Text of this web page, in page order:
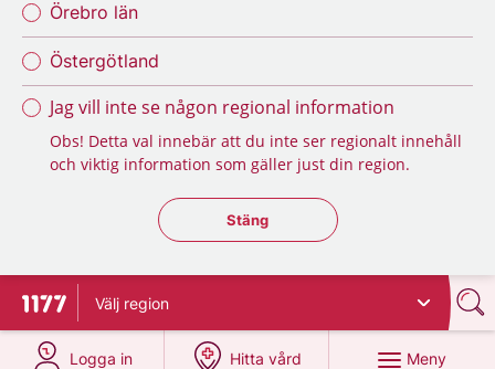
Örebro län
Östergötland
Jag vill inte se någon regional information
Obs! Detta val innebär att du inte ser regionalt innehåll
och viktig information som gäller just din region.
Stäng regionsväljaren
Stäng
Till startsidan för 1177
Välj region
Logga in
på 1177.se
Hitta vård
på 1177.se
Meny